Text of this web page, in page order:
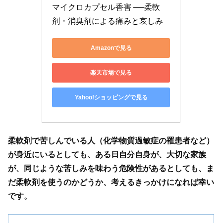
マイクロカプセル香害 ──柔軟
剤・消臭剤による痛みと哀しみ
Amazonで見る
楽天市場で見る
Yahoo!ショッピングで見る
柔軟剤で苦しんでいる人（化学物質過敏症の罹患者など）
が身近にいるとしても、ある日自分自身が、大切な家族
が、同じような苦しみを味わう危険性があるとしても、ま
だ柔軟剤を使うのかどうか、考えるきっかけになれば幸い
です。